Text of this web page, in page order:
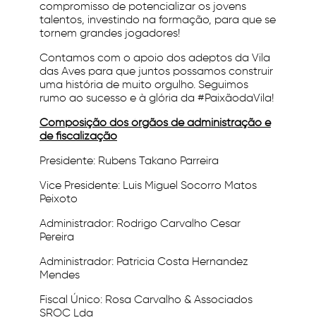
compromisso de potencializar os jovens
talentos, investindo na formação, para que se
tornem grandes jogadores!
Contamos com o apoio dos adeptos da Vila
das Aves para que juntos possamos construir
uma história de muito orgulho. Seguimos
rumo ao sucesso e à glória da #PaixãodaVila!
Composição dos órgãos de administração e
de fiscalização
Presidente: Rubens Takano Parreira
Vice Presidente: Luis Miguel Socorro Matos
Peixoto
Administrador: Rodrigo Carvalho Cesar
Pereira
Administrador: Patricia Costa Hernandez
Mendes
Fiscal Único: Rosa Carvalho & Associados
SROC Lda